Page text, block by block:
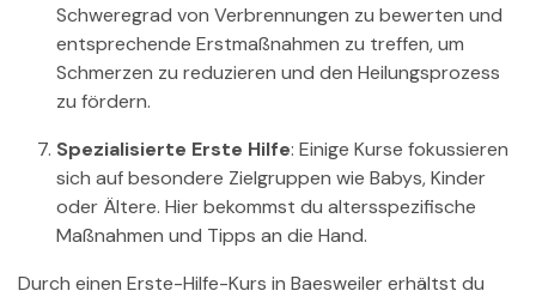
Schweregrad von Verbrennungen zu bewerten und
entsprechende Erstmaßnahmen zu treffen, um
Schmerzen zu reduzieren und den Heilungsprozess
zu fördern.
Spezialisierte Erste Hilfe: Einige Kurse fokussieren
sich auf besondere Zielgruppen wie Babys, Kinder
oder Ältere. Hier bekommst du altersspezifische
Maßnahmen und Tipps an die Hand.
Durch einen Erste-Hilfe-Kurs in Baesweiler erhältst du